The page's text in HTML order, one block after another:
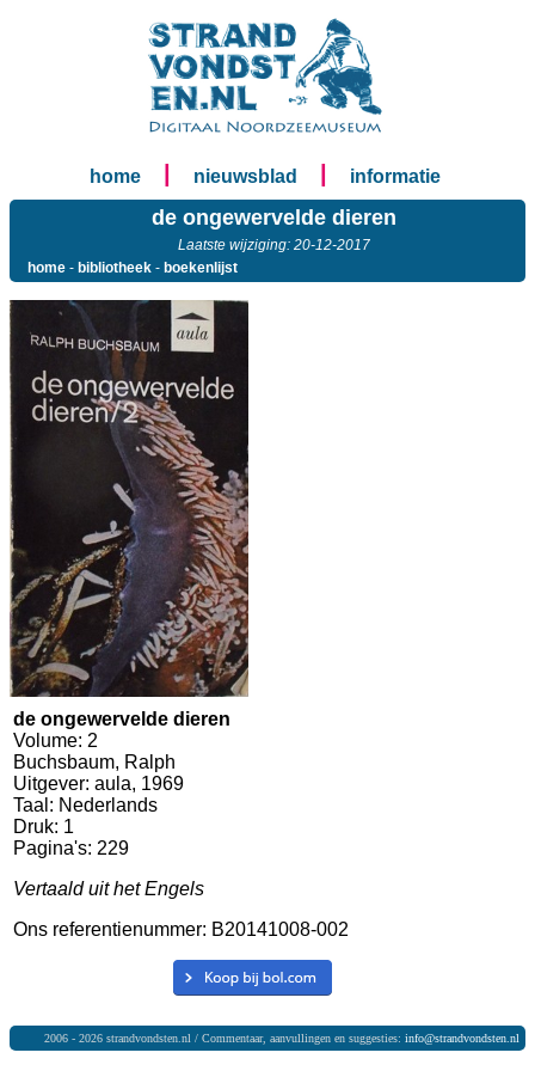
home nieuwsblad informatie
de ongewervelde dieren
Laatste wijziging: 20-12-2017
home - bibliotheek - boekenlijst
de ongewervelde dieren
Volume: 2
Buchsbaum, Ralph
Uitgever: aula, 1969
Taal: Nederlands
Druk: 1
Pagina's: 229
Vertaald uit het Engels
Ons referentienummer: B20141008-002
2006 - 2026 strandvondsten.nl / Commentaar, aanvullingen en suggesties: info@strandvondsten.nl